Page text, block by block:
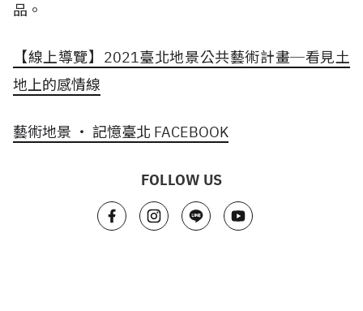
品。
【線上導覽】2021臺北地景公共藝術計畫─看見土
地上的感情線
藝術地景 ‧ 記憶臺北 FACEBOOK
FOLLOW US